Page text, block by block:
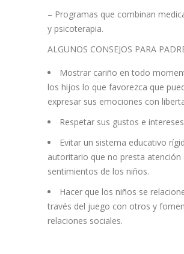
– Programas que combinan
y psicoterapia.
ALGUNOS CONSEJOS PARA
Mostrar cariño en todo
los hijos lo que favorezca que
expresar sus emociones con
Respetar sus gustos e
Evitar un sistema educativo
autoritario que no presta atención
sentimientos de los niños.
Hacer que los niños se
través del juego con otros y
relaciones sociales.